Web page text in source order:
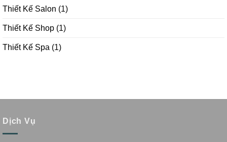
Thiết Kế Salon (1)
Thiết Kế Shop (1)
Thiết Kế Spa (1)
Dịch Vụ